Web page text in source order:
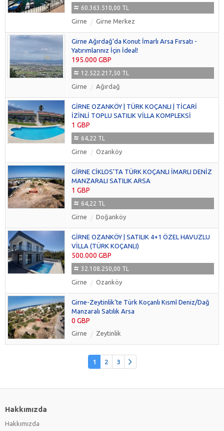
60.363.510,00 TL
Girne Girne Merkez
Girne Ağırdağ’da Konut İmarlı Arsa Fırsatı -
Yatırımlarınız İçin İdeal!
195.000 GBP
12.522.217,50 TL
Girne Ağırdağ
GİRNE OZANKÖY | TÜRK KOÇANLI | TİCARİ
İZİNLİ TOPLU SATILIK VİLLA KOMPLEKSİ
1 GBP
64,22 TL
Girne Ozanköy
GİRNE CİKLOS’TA TÜRK KOÇANLI İMARLI DENİZ
MANZARALI SATILIK ARSA
1 GBP
64,22 TL
Girne Doğanköy
GİRNE OZANKÖY | SATILIK 4+1 ÖZEL HAVUZLU
VİLLA (TÜRK KOÇANLI)
500.000 GBP
32.108.250,00 TL
Girne Ozanköy
Girne-Zeytinlik’te Türk Koçanlı Kısmî Deniz/Dağ
Manzaralı Satılık Arsa
0 GBP
Girne Zeytinlik
1 2 3
Hakkımızda
Hakkımızda